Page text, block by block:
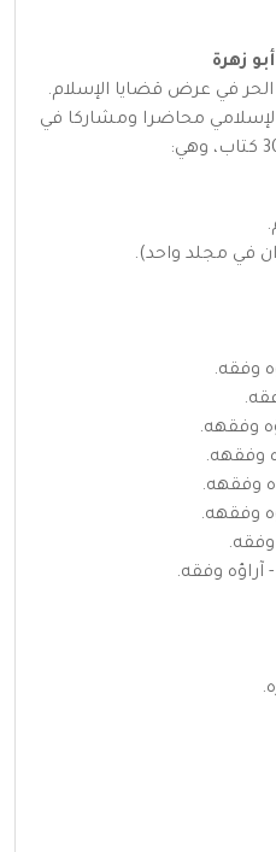
زهرة
الحر في عرض قضايا الإسلام.
الإسلامي محاضرا ومشاركا في
في مجلد واحد).
وفقه.
وفقهه.
وفقهه.
وفقهه.
وفقهه.
وفقه.
آراؤه وفقه.